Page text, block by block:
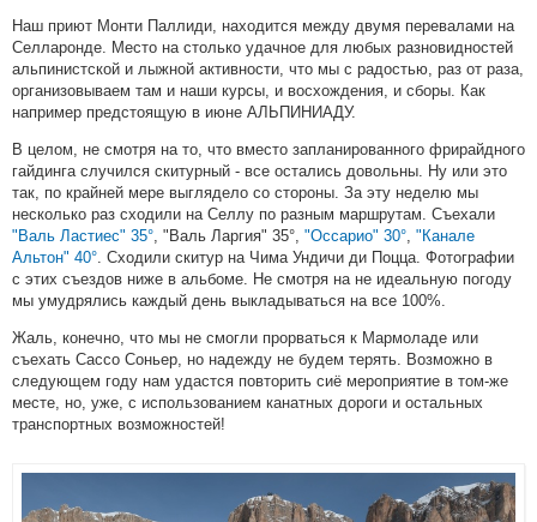
Наш приют Монти Паллиди, находится между двумя перевалами на
Селларонде. Место на столько удачное для любых разновидностей
альпинистской и лыжной активности, что мы с радостью, раз от раза,
организовываем там и наши курсы, и восхождения, и сборы. Как
например предстоящую в июне АЛЬПИНИАДУ.
В целом, не смотря на то, что вместо запланированного фрирайдного
гайдинга случился скитурный - все остались довольны. Ну или это
так, по крайней мере выглядело со стороны. За эту неделю мы
несколько раз сходили на Селлу по разным маршрутам. Съехали
"Валь Ластиес" 35°, "Валь Ларгия" 35°, "Оссарио" 30°, "Канале
Альтон" 40°. Сходили скитур на Чима Ундичи ди Поцца. Фотографии
с этих съездов ниже в альбоме. Не смотря на не идеальную погоду
мы умудрялись каждый день выкладываться на все 100%.
Жаль, конечно, что мы не смогли прорваться к Мармоладе или
съехать Сассо Соньер, но надежду не будем терять. Возможно в
следующем году нам удастся повторить сиё мероприятие в том-же
месте, но, уже, с использованием канатных дороги и остальных
транспортных возможностей!